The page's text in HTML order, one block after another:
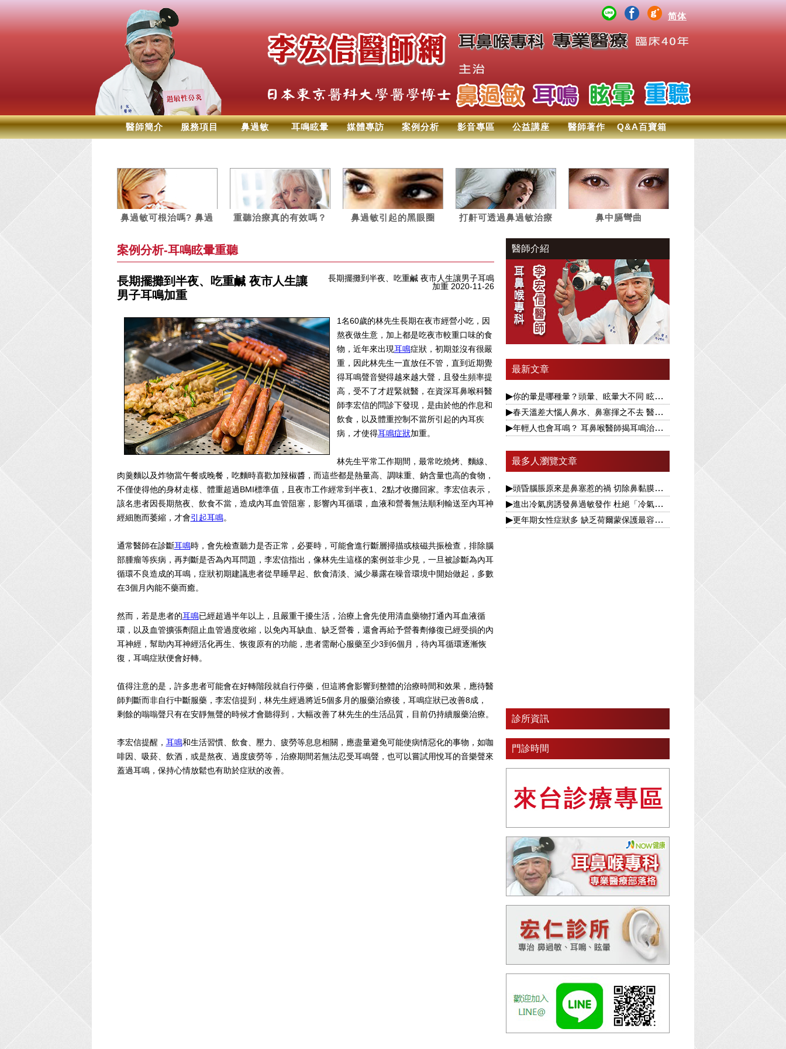
简体
醫師簡介 服務項目 鼻過敏 耳鳴眩暈 媒體專訪 案例分析 影音專區 公益講座 醫師著作 Q&A百寶箱
鼻過敏可根治嗎? 鼻過
重聽治療真的有效嗎？
鼻過敏引起的黑眼圈
打鼾可透過鼻過敏治療
鼻中膈彎曲
案例分析-耳鳴眩暈重聽
長期擺攤到半夜、吃重鹹 夜市人生讓
男子耳鳴加重
長期擺攤到半夜、吃重鹹 夜市人生讓男子耳鳴
加重 2020-11-26
1名60歲的林先生長期在夜市經營小吃，因
熬夜做生意，加上都是吃夜市較重口味的食
物，近年來出現耳鳴症狀，初期並沒有很嚴
重，因此林先生一直放任不管，直到近期覺
得耳鳴聲音變得越來越大聲，且發生頻率提
高，受不了才趕緊就醫，在資深耳鼻喉科醫
師李宏信的問診下發現，是由於他的作息和
飲食，以及體重控制不當所引起的內耳疾
病，才使得耳鳴症狀加重。
林先生平常工作期間，最常吃燒烤、麵線、
肉羹麵以及炸物當午餐或晚餐，吃麵時喜歡加辣椒醬，而這些都是熱量高、調味重、鈉含量也高的食物，
不僅使得他的身材走樣、體重超過BMI標準值，且夜市工作經常到半夜1、2點才收攤回家。李宏信表示，
該名患者因長期熬夜、飲食不當，造成內耳血管阻塞，影響內耳循環，血液和營養無法順利輸送至內耳神
經細胞而萎縮，才會引起耳鳴。
通常醫師在診斷耳鳴時，會先檢查聽力是否正常，必要時，可能會進行斷層掃描或核磁共振檢查，排除腦
部腫瘤等疾病，再判斷是否為內耳問題，李宏信指出，像林先生這樣的案例並非少見，一旦被診斷為內耳
循環不良造成的耳鳴，症狀初期建議患者從早睡早起、飲食清淡、減少暴露在噪音環境中開始做起，多數
在3個月內能不藥而癒。
然而，若是患者的耳鳴已經超過半年以上，且嚴重干擾生活，治療上會先使用清血藥物打通內耳血液循
環，以及血管擴張劑阻止血管過度收縮，以免內耳缺血、缺乏營養，還會再給予營養劑修復已經受損的內
耳神經，幫助內耳神經活化再生、恢復原有的功能，患者需耐心服藥至少3到6個月，待內耳循環逐漸恢
復，耳鳴症狀便會好轉。
值得注意的是，許多患者可能會在好轉階段就自行停藥，但這將會影響到整體的治療時間和效果，應待醫
師判斷而非自行中斷服藥，李宏信提到，林先生經過將近5個多月的服藥治療後，耳鳴症狀已改善8成，
剩餘的嗡嗡聲只有在安靜無聲的時候才會聽得到，大幅改善了林先生的生活品質，目前仍持續服藥治療。
李宏信提醒， 耳鳴和生活習慣、飲食、壓力、疲勞等息息相關，應盡量避免可能使病情惡化的事物，如咖
啡因、吸菸、飲酒，或是熬夜、過度疲勞等，治療期間若無法忍受耳鳴聲，也可以嘗試用悅耳的音樂聲來
蓋過耳鳴，保持心情放鬆也有助於症狀的改善。
醫師介紹
最新文章
你的暈是哪種暈？頭暈、眩暈大不同 眩暈又分兩大類型
春天溫差大惱人鼻水、鼻塞揮之不去 醫揭根本解決之道
年輕人也會耳鳴？ 耳鼻喉醫師揭耳鳴治療要視為慢性病
最多人瀏覽文章
頭昏腦脹原來是鼻塞惹的禍 切除鼻黏膜可改善
進出冷氣房誘發鼻過敏發作 杜絕「冷氣病」醫揭1療法
更年期女性症狀多 缺乏荷爾蒙保護最容易引發眩暈
診所資訊
門診時間